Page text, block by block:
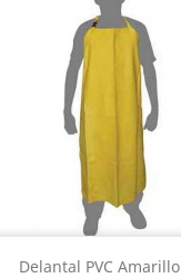
Delantal PVC Amarillo
Vista rápida